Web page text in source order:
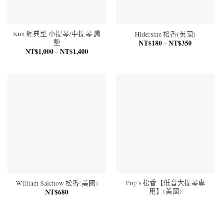
Kun 經典型 小提琴/中提琴 肩
墊
NT$1,000–NT$1,400價
Hidersine 松香(英國)
NT$180–NT$350價
William Salchow 松香(美國)
NT$680
Pop’s 松香【低音大提琴專
用】(美國)